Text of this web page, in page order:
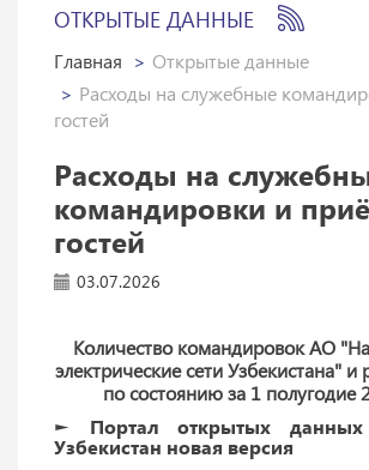
ОТКРЫТЫЕ ДАННЫЕ
Главная
Открытые данные
Расходы на служебные
гостей
Расходы на
командировки и
гостей
03.07.2026
Количество командировок АО
электрические сети Узбекистана" и
по состоянию за 1 полугодие
► Портал открытых данных
Узбекистан новая версия